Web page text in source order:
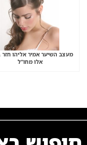
מעצב השיער אמיר אליהו חזר
אלו מחו”ל